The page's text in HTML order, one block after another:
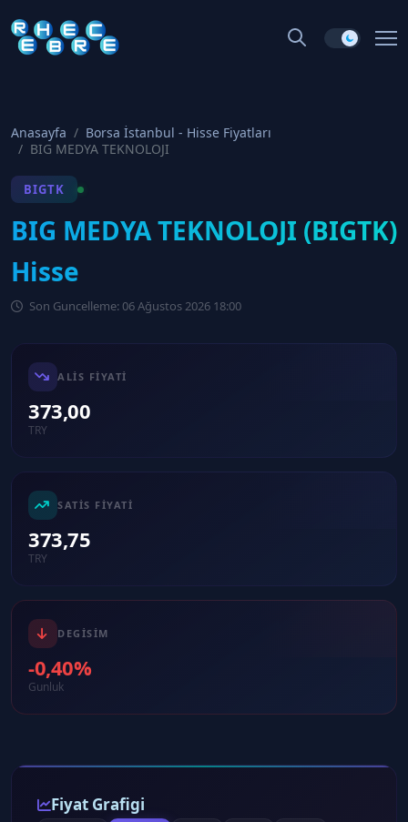
Anasayfa
Borsa İstanbul - Hisse Fiyatları
BIG MEDYA TEKNOLOJI
BIGTK
BIG MEDYA TEKNOLOJI (BIGTK)
Hisse
Son Guncelleme: 06 Ağustos 2026 18:00
ALIS FIYATI
373,00
TRY
SATIS FIYATI
373,75
TRY
DEGISIM
-0,40%
Gunluk
Fiyat Grafigi